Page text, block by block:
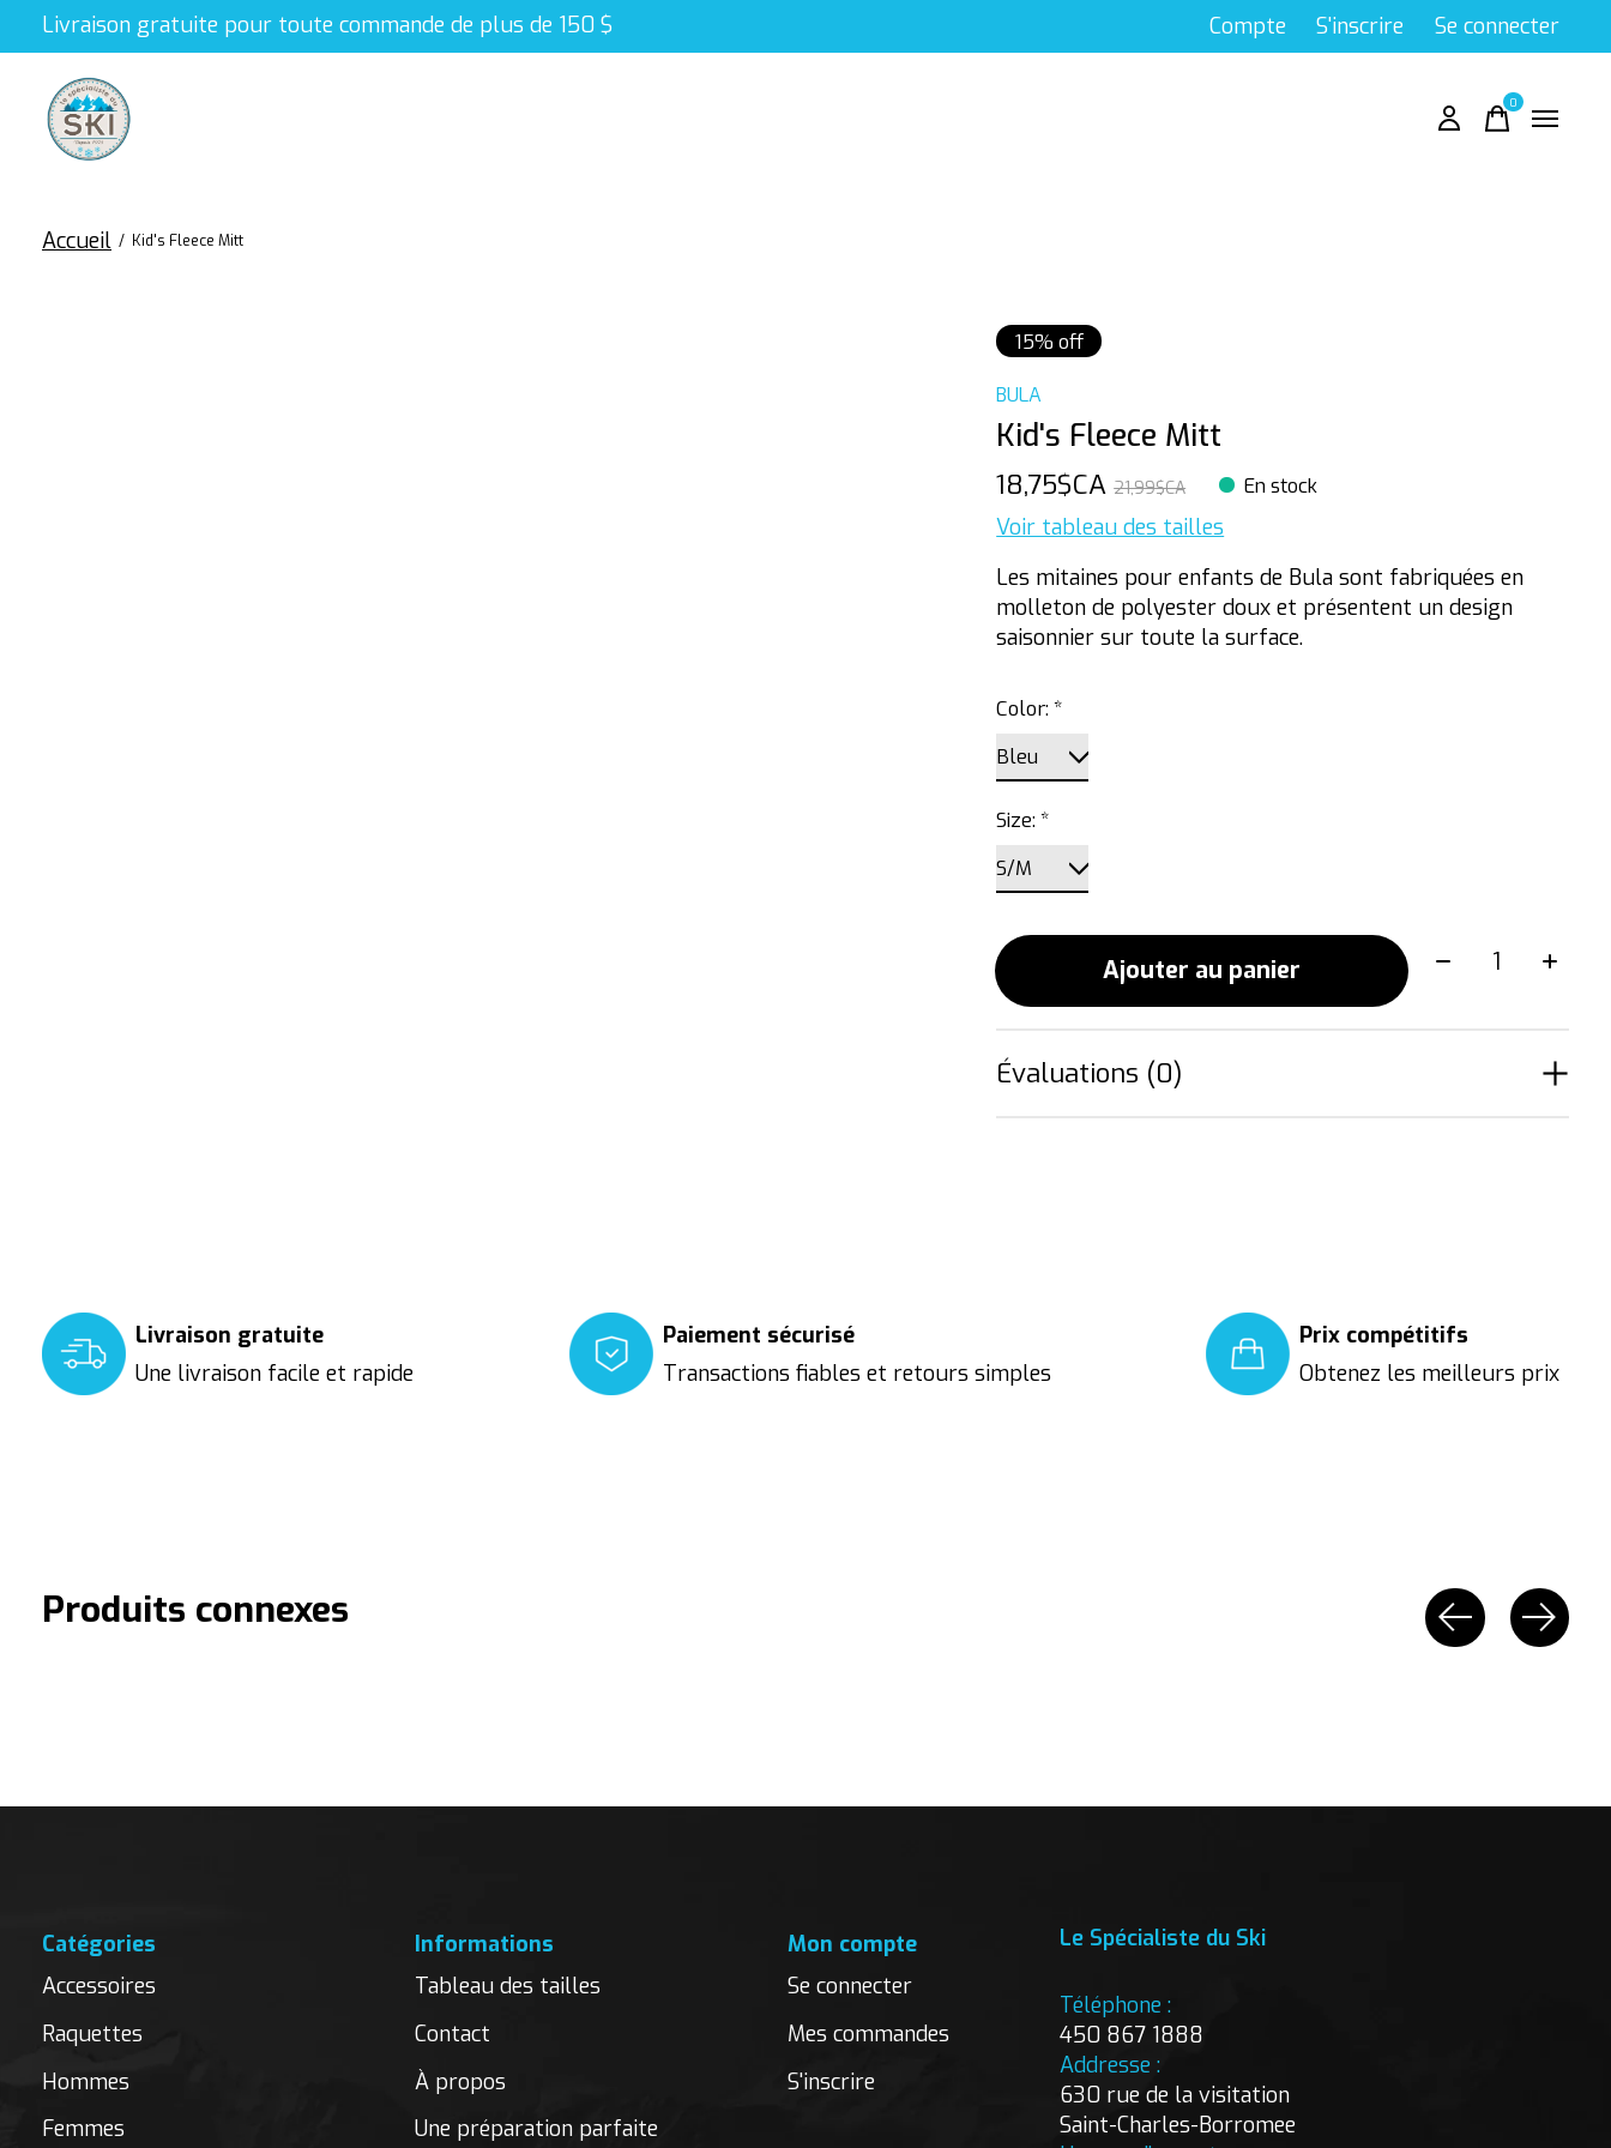
Livraison gratuite pour toute commande de plus de 150 $ Compte S'inscrire Se connecter
0items
Accueil / Kid's Fleece Mitt
15% off
BULA
Kid's Fleece Mitt
18,75$CA21,99$CA En stock
Voir tableau des tailles
Les mitaines pour enfants de Bula sont fabriquées en
molleton de polyester doux et présentent un design
saisonnier sur toute la surface.
Color: *
Size: *
Ajouter au panier
Quantité:
Évaluations (0)
Livraison gratuite
Une livraison facile et rapide
Paiement sécurisé
Transactions fiables et retours simples
Prix compétitifs
Obtenez les meilleurs prix
Produits connexes
Catégories
Accessoires
Raquettes
Hommes
Femmes
Informations
Tableau des tailles
Contact
À propos
Une préparation parfaite
Mon compte
Se connecter
Mes commandes
S'inscrire
Le Spécialiste du Ski
Téléphone :
450 867 1888
Addresse :
630 rue de la visitation
Saint-Charles-Borromee